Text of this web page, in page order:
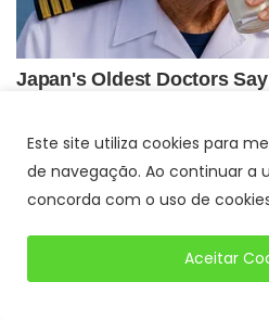
Este site utiliza cookies para
de navegação. Ao continuar a
concorda com o uso de
Aceitar